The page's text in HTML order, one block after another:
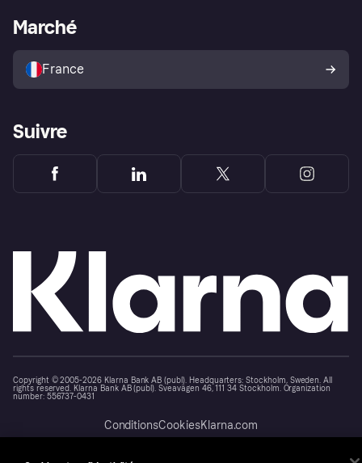
Explorez les magasins
Politique de protection de
l’acheteur Klarna
Portail Marchand
Marché
France
Suivre
Copyright © 2005-2026 Klarna Bank AB (publ). Headquarters: Stockholm, Sweden. All
rights reserved. Klarna Bank AB (publ). Sveavägen 46, 111 34 Stockholm. Organization
number: 556737-0431
ConditionsCookiesKlarna.com